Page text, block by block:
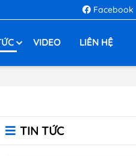
Facebook
VIDEO LIÊN HỆ
TIN TỨC